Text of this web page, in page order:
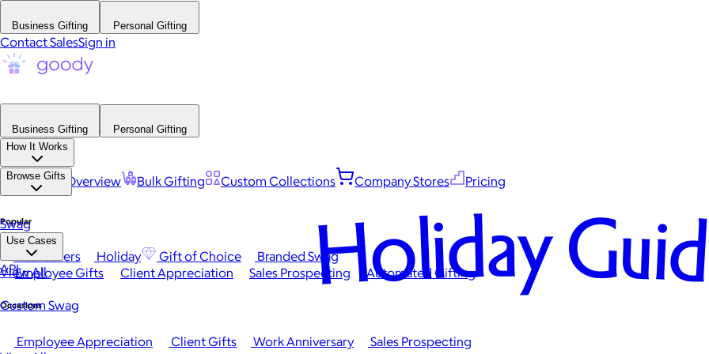
Business Gifting Personal Gifting
Contact SalesSign in
Business Gifting
Personal Gifting
How It Works
Platform Overview Bulk Gifting Custom Collections Company Stores Pricing
Browse Gifts
Popular
Best Sellers Holiday Gift of Choice
Branded Swag
View All
Occasions
Employee Appreciation Client Gifts Work Anniversary
Sales Prospecting
Swag
Use Cases
Employee Gifts Client Appreciation Sales Prospecting Automated Gifting
Custom Swag
API Holiday